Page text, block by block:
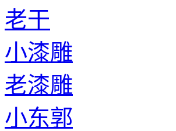
老干
小漆雕
老漆雕
小东郭